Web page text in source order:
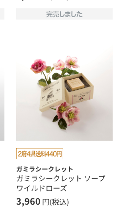
ガミラシークレット
ガミラシークレット ソープ
ワイルドローズ
3,960 円(税込)